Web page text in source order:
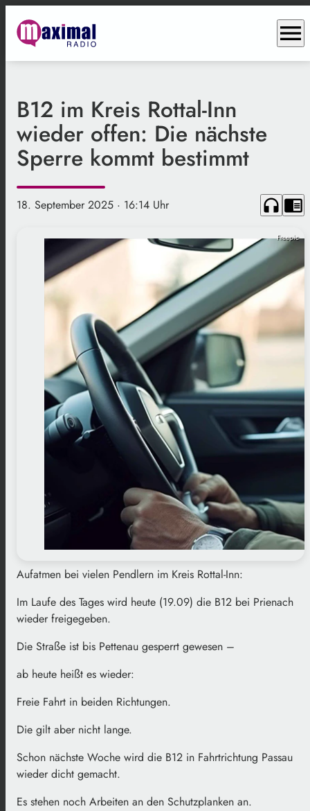
menu
B12 im Kreis Rottal-Inn
wieder offen: Die nächste
Sperre kommt bestimmt
18. September 2025 · 16:14 Uhr headphones chrome_reader_mode
Freepic
Aufatmen bei vielen Pendlern im Kreis Rottal-Inn:
Im Laufe des Tages wird heute (19.09) die B12 bei Prienach
wieder freigegeben.
Die Straße ist bis Pettenau gesperrt gewesen –
ab heute heißt es wieder:
Freie Fahrt in beiden Richtungen.
Die gilt aber nicht lange.
Schon nächste Woche wird die B12 in Fahrtrichtung Passau
wieder dicht gemacht.
Es stehen noch Arbeiten an den Schutzplanken an.